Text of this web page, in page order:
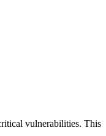
vulnerabilities. This